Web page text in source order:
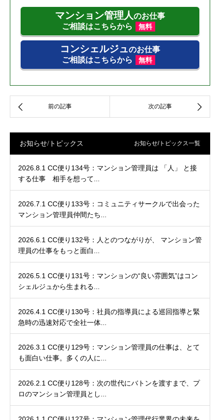
マンション管理人のお仕事
ご相談はこちらから
無料
コンシェルジュのお仕事
ご相談はこちらから
無料
お知らせ/トピックス お知らせ/トピックス一覧
2026.8.1 CC便り134号：マンション管理員は 「人」 と接
する仕事 相手を想って...
2026.7.1 CC便り133号：コミュニティサークルで出会った
マンション管理員仲間たち...
2026.6.1 CC便り132号：人とのつながりが、 マンション管
理員の仕事をもっと面白...
2026.5.1 CC便り131号：マンションの“良い雰囲気”はコン
シェルジュから生まれる...
2026.4.1 CC便り130号：社員の指導員による巡回指導と緊
急時の迅速対応で全社一体...
2026.3.1 CC便り129号：マンション管理員の仕事は、とて
も面白い仕事。多くの人に...
2026.2.1 CC便り128号：次の世代にバトンを渡すまで、プ
ロのマンション管理員とし...